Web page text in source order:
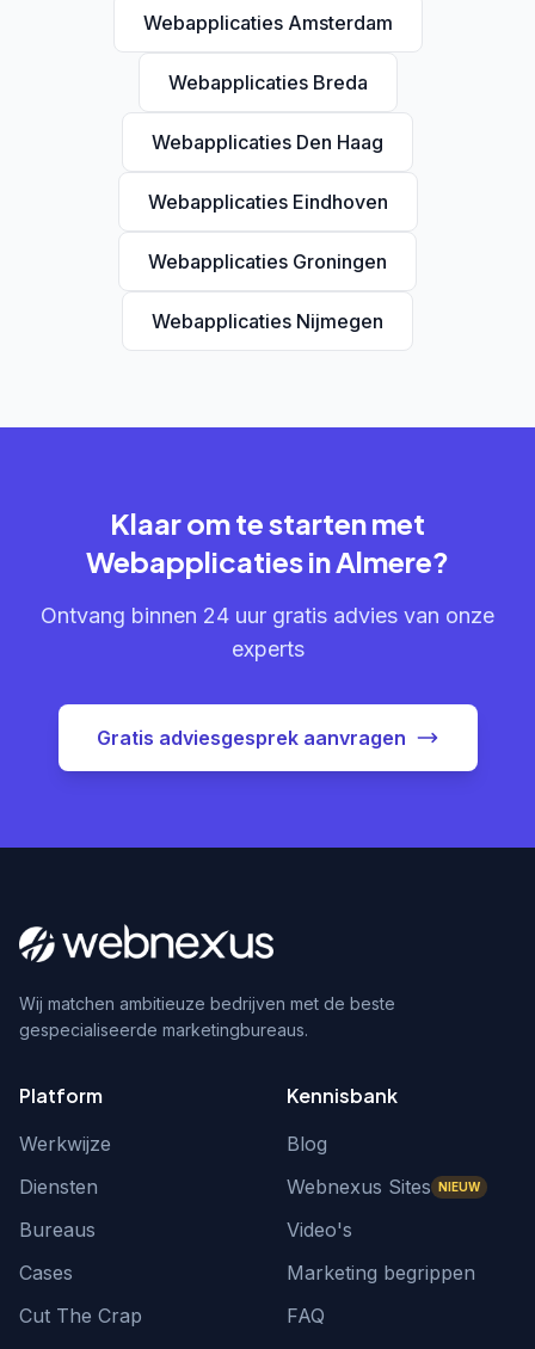
Webapplicaties Amsterdam
Webapplicaties Breda
Webapplicaties Den Haag
Webapplicaties Eindhoven
Webapplicaties Groningen
Webapplicaties Nijmegen
Klaar om te starten met
Webapplicaties in Almere?
Ontvang binnen 24 uur gratis advies van onze
experts
Gratis adviesgesprek aanvragen
Wij matchen ambitieuze bedrijven met de beste
gespecialiseerde marketingbureaus.
Platform
Werkwijze
Diensten
Bureaus
Cases
Cut The Crap
Kennisbank
Blog
Webnexus Sites NIEUW
Video's
Marketing begrippen
FAQ